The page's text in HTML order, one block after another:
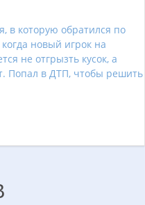
в которую обратился по
когда новый игрок на
не отгрызть кусок, а
Попал в ДТП, чтобы решить